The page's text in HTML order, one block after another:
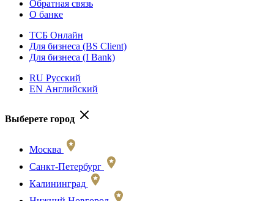
Обратная связь
О банке
ТСБ Онлайн
Для бизнеса (BS Client)
Для бизнеса (I Bank)
RU Русский
EN Английский
Выберете город
Москва
Санкт-Петербург
Калининград